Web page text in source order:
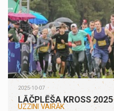
2025-10-07
LĀČPLĒŠA KROSS 2025
UZZINI VAIRĀK